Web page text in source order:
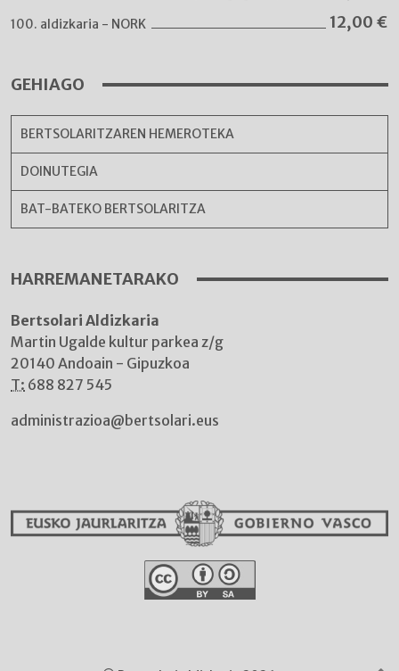
100. aldizkaria - NORK 12,00 €
GEHIAGO
BERTSOLARITZAREN HEMEROTEKA
DOINUTEGIA
BAT-BATEKO BERTSOLARITZA
HARREMANETARAKO
Bertsolari Aldizkaria
Martin Ugalde kultur parkea z/g
20140 Andoain - Gipuzkoa
T: 688 827 545
administrazioa@bertsolari.eus